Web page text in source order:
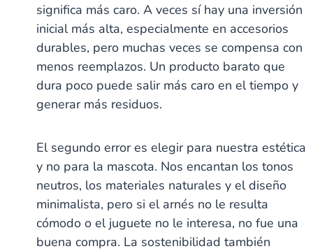
significa más caro. A veces sí hay una inversión
inicial más alta, especialmente en accesorios
durables, pero muchas veces se compensa con
menos reemplazos. Un producto barato que
dura poco puede salir más caro en el tiempo y
generar más residuos.
El segundo error es elegir para nuestra estética
y no para la mascota. Nos encantan los tonos
neutros, los materiales naturales y el diseño
minimalista, pero si el arnés no le resulta
cómodo o el juguete no le interesa, no fue una
buena compra. La sostenibilidad también